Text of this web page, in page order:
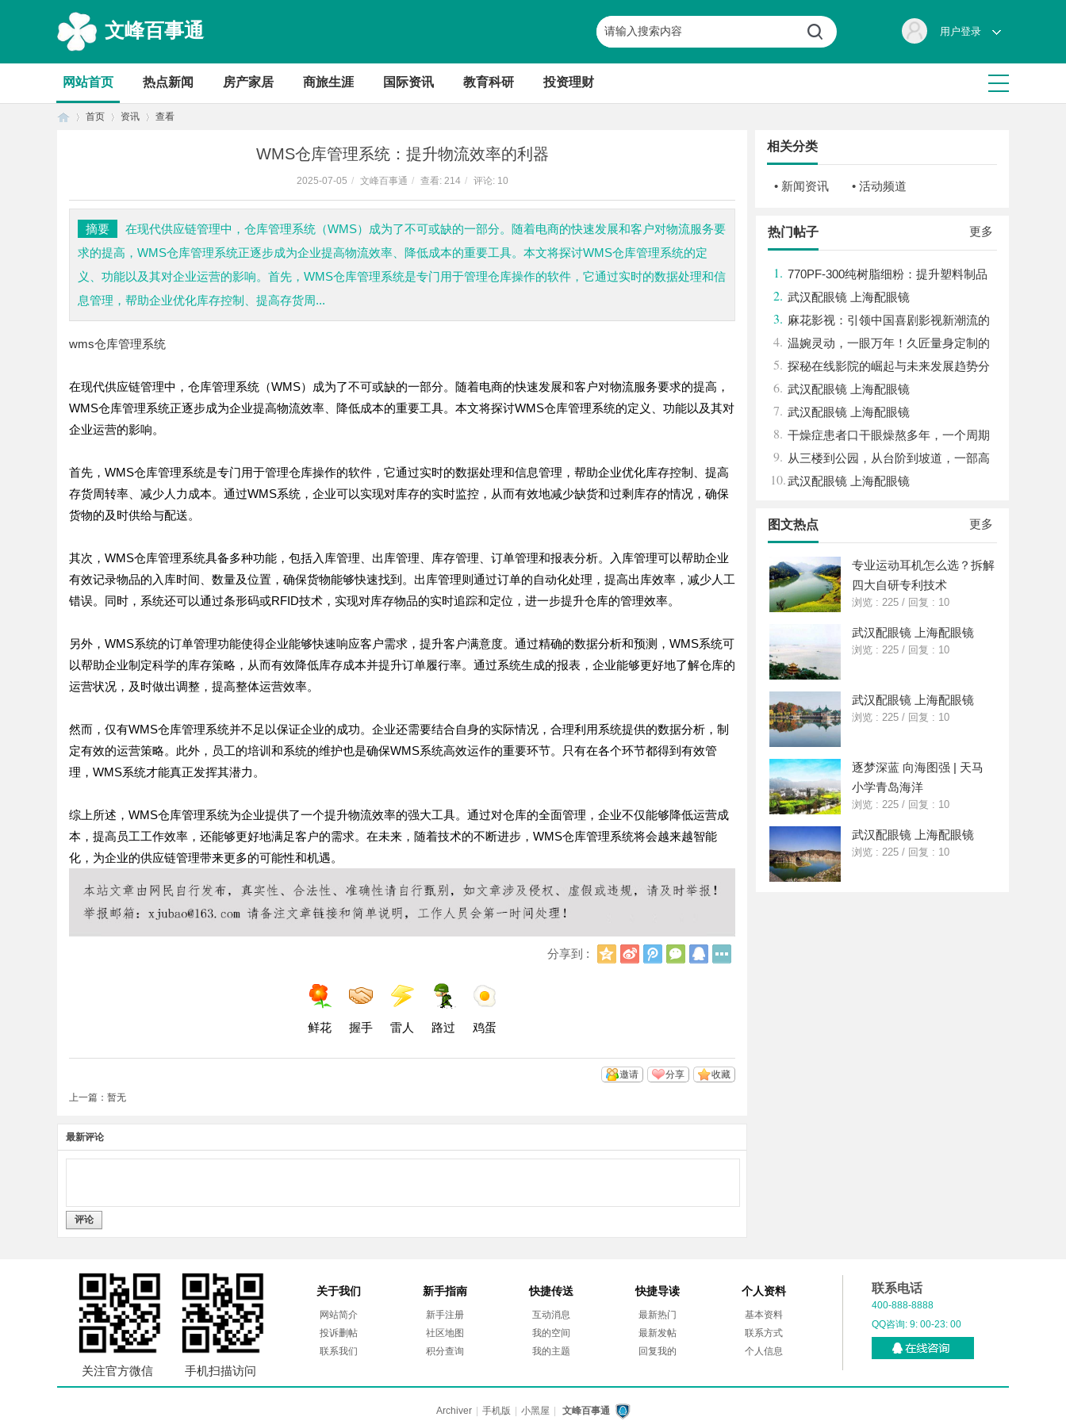
文峰百事通 用户登录
网站首页 热点新闻 房产家居 商旅生涯 国际资讯 教育科研 投资理财
首页 资讯 查看
WMS仓库管理系统：提升物流效率的利器
2025-07-05 / 文峰百事通 / 查看: 214 / 评论: 10
摘要
在现代供应链管理中，仓库管理系统（WMS）成为了不可或缺的一部分。随着电商的快速发展和客户对物流服务要
求的提高，WMS仓库管理系统正逐步成为企业提高物流效率、降低成本的重要工具。本文将探讨WMS仓库管理系统的定
义、功能以及其对企业运营的影响。首先，WMS仓库管理系统是专门用于管理仓库操作的软件，它通过实时的数据处理和信
息管理，帮助企业优化库存控制、提高存货周...
wms仓库管理系统
在现代供应链管理中，仓库管理系统（WMS）成为了不可或缺的一部分。随着电商的快速发展和客户对物流服务要求的提高，
WMS仓库管理系统正逐步成为企业提高物流效率、降低成本的重要工具。本文将探讨WMS仓库管理系统的定义、功能以及其对
企业运营的影响。
首先，WMS仓库管理系统是专门用于管理仓库操作的软件，它通过实时的数据处理和信息管理，帮助企业优化库存控制、提高
存货周转率、减少人力成本。通过WMS系统，企业可以实现对库存的实时监控，从而有效地减少缺货和过剩库存的情况，确保
货物的及时供给与配送。
其次，WMS仓库管理系统具备多种功能，包括入库管理、出库管理、库存管理、订单管理和报表分析。入库管理可以帮助企业
有效记录物品的入库时间、数量及位置，确保货物能够快速找到。出库管理则通过订单的自动化处理，提高出库效率，减少人工
错误。同时，系统还可以通过条形码或RFID技术，实现对库存物品的实时追踪和定位，进一步提升仓库的管理效率。
另外，WMS系统的订单管理功能使得企业能够快速响应客户需求，提升客户满意度。通过精确的数据分析和预测，WMS系统可
以帮助企业制定科学的库存策略，从而有效降低库存成本并提升订单履行率。通过系统生成的报表，企业能够更好地了解仓库的
运营状况，及时做出调整，提高整体运营效率。
然而，仅有WMS仓库管理系统并不足以保证企业的成功。企业还需要结合自身的实际情况，合理利用系统提供的数据分析，制
定有效的运营策略。此外，员工的培训和系统的维护也是确保WMS系统高效运作的重要环节。只有在各个环节都得到有效管
理，WMS系统才能真正发挥其潜力。
综上所述，WMS仓库管理系统为企业提供了一个提升物流效率的强大工具。通过对仓库的全面管理，企业不仅能够降低运营成
本，提高员工工作效率，还能够更好地满足客户的需求。在未来，随着技术的不断进步，WMS仓库管理系统将会越来越智能
化，为企业的供应链管理带来更多的可能性和机遇。
分享到 :
Q
新
浪
腾
讯
微
信
Q
鲜花 握手 雷人 路过 鸡蛋
收藏
分享
邀请
上一篇：暂无
最新评论
评论
相关分类
• 新闻资讯 • 活动频道
更多
热门帖子
1. 770PF-300纯树脂细粉：提升塑料制品
性能的新选择
2. 武汉配眼镜 上海配眼镜
3. 麻花影视：引领中国喜剧影视新潮流的
创新力量
4. 温婉灵动，一眼万年！久匠量身定制的
眉眼唇，才是你整张脸的点睛之笔！淡颜系
女生的气质加分项
5. 探秘在线影院的崛起与未来发展趋势分
析
6. 武汉配眼镜 上海配眼镜
7. 武汉配眼镜 上海配眼镜
8. 干燥症患者口干眼燥熬多年，一个周期
缓过来？老中医：一张辨证方对症，身体找
回津液
9. 从三楼到公园，从台阶到坡道，一部高
续航电动轮椅如何改变生活
10.武汉配眼镜 上海配眼镜
更多
图文热点
专业运动耳机怎么选？拆解
四大自研专利技术
浏览 : 225 / 回复 : 10
武汉配眼镜 上海配眼镜
浏览 : 225 / 回复 : 10
武汉配眼镜 上海配眼镜
浏览 : 225 / 回复 : 10
逐梦深蓝 向海图强 | 天马
小学青岛海洋
浏览 : 225 / 回复 : 10
武汉配眼镜 上海配眼镜
浏览 : 225 / 回复 : 10
关注官方微信 手机扫描访问
关于我们
网站简介
投诉删帖
联系我们
新手指南
新手注册
社区地图
积分查询
快捷传送
互动消息
我的空间
我的主题
快捷导读
最新热门
最新发帖
回复我的
个人资料
基本资料
联系方式
个人信息
联系电话
400-888-8888
QQ咨询: 9: 00-23: 00
Archiver 手机版 小黑屋 文峰百事通